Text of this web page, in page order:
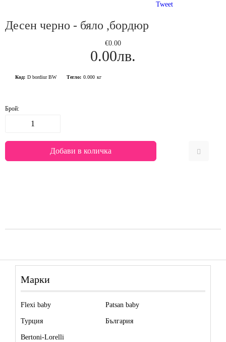
Tweet
Десен черно - бяло ,бордюр
€0.00
0.00лв.
Код: D bordiur BW Тегло: 0.000 кг
Брой:
Марки
Flexi baby Patsan baby
Турция България
Bertoni-Lorelli